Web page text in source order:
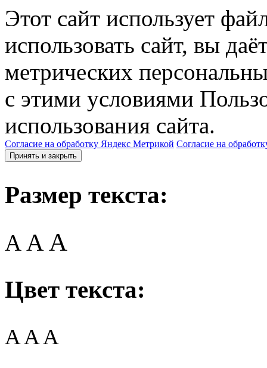
Этот сайт использует
использовать сайт, вы
метрических
с этими условиями
использования сайта.
Согласие на обработку Яндекс Метрикой Согласие на
Принять и закрыть
Размер текста:
A AA
Цвет текста:
AAA